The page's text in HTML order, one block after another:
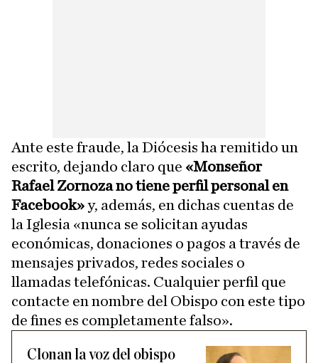
Ante este fraude, la Diócesis ha remitido un
escrito, dejando claro que «Monseñor
Rafael Zornoza no tiene perfil personal en
Facebook»y, además, en dichas cuentas de
la Iglesia «nunca se solicitan ayudas
económicas, donaciones o pagos a través de
mensajes privados, redes sociales o
llamadas telefónicas. Cualquier perfil que
contacte en nombre del Obispo con este tipo
de fines es completamente falso».
Clonan la voz del obispo